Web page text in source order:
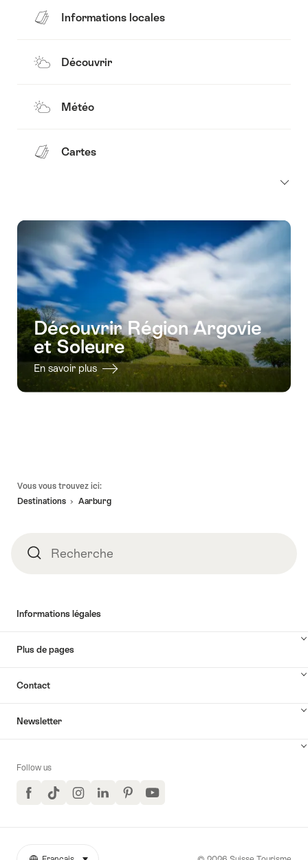
Informations locales
Découvrir
Météo
Cartes
Découvrir Région Argovie
et Soleure
En savoir plus
Vous vous trouvez ici:
Destinations
Aarburg
RechercheRecherche
Informations légales
Plus de pages
Contact
Newsletter
Follow us
FacebookTikTokInstagramLinkedInPinterestYouTube